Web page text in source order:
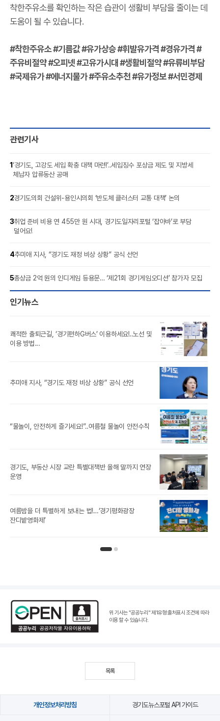
착한주유소를 확인하는 작은 습관이 생활비 부담을 줄이는 데
도움이 될 수 있습니다.
#착한주유소 #기름값 #유가상승 #휘발유가격 #경유가격 #
주유비절약 #오피넷 #고유가시대 #생활비절약 #유류비부담
#국제유가 #에너지물가 #주유소추천 #유가정보 #서민경제
관련기사
1‘경기도, 고강도 세입 확충 대책 마련!’‥세입징수 포상금 제도 및 지방세
체납자 압류동산 공매
2경기도의회 건설위-용인시의회 ‘반도체 클러스터 교통 대책’ 논의
3취업 준비 비용 연 455만 원 시대, 경기도일자리포털 ‘잡아바’로 부담
덜어요!
4추미애 지사, “경기도 재정 비상 상황” 공식 선언
5총상금 2억 원의 인디게임 등용문… ‘제21회 경기게임오디션’ 참가자 모집
인기뉴스
쾌적한 출퇴근길, ‘경기편하G버스’ 이용하세요!‥노선 및
이용 방법...
추미애 지사, “경기도 재정 비상 상황” 공식 선언
“물놀이, 안전하게 즐기세요!”‥여름철 물놀이 안전수칙
경기도, 부동산 시장 교란 특별대책반 올해 말까지 연장
운영
여름밤을 더 특별하게 보내는 법!…‘경기평화광장
잔디밭영화제’
위 기사는 "공공누리"제1유형:출처표시 조건에 따라
이용 할 수 있습니다.
목록
개인정보처리방침 경기도뉴스포털 API 가이드